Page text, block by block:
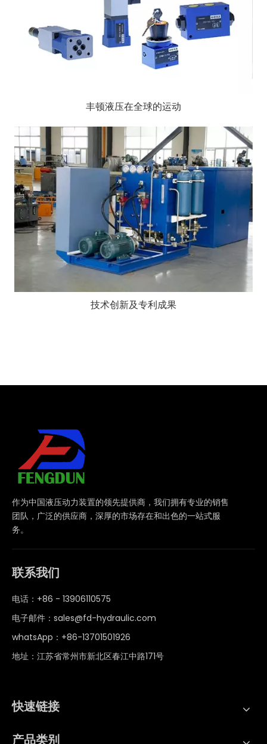
丰顿液压在全球的运动
技术创新及专利成果
作为中国液压动力装置的领先提供商，我们拥有专业的销售
团队，广泛的供应商，深厚的市场存在和出色的一站式服
务。
联系我们
电话：+86 - 13906110575
电子邮件： sales@fd-hydraulic.com
whatsApp： +86-13701501926
地址：江苏省常州市新北区春江中路171号
快速链接
产品类别